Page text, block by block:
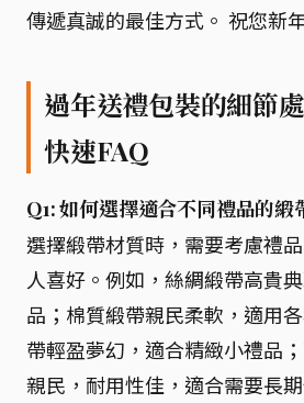
傳遞真誠的最佳方式。 祝您新
過年送禮包裝的細節
快速FAQ
Q1: 如何選擇適合不同禮品的緞
選擇緞帶材質時，需要考慮禮
人喜好。例如，絲綢緞帶高貴
品；棉質緞帶親民柔軟，適用
帶輕盈夢幻，適合精緻小禮品
親民，耐用性佳，適合需要長